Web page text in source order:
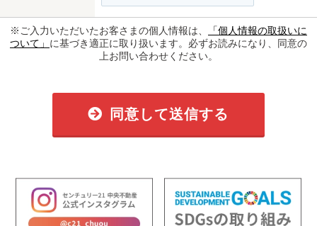
※ご入力いただいたお客さまの個人情報は、
「個人情報の取扱いに
ついて」 に基づき適正に取り扱います。必ずお読みになり、同意の
上お問い合わせください。
同意して送信する